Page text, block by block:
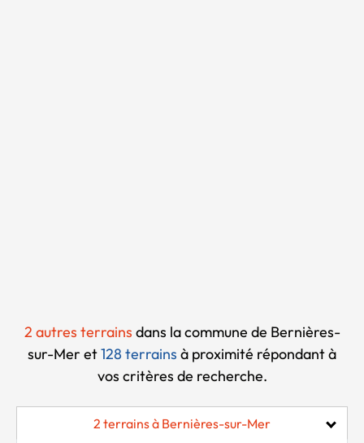
2 autres terrains dans la commune de Bernières-
sur-Mer et128 terrains à proximité répondant à
vos critères de recherche.
2 terrains à Bernières-sur-Mer